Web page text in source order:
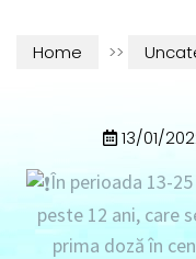
Home >>
13/01/
În perioada 13-
peste 12 ani, care
prima doză în